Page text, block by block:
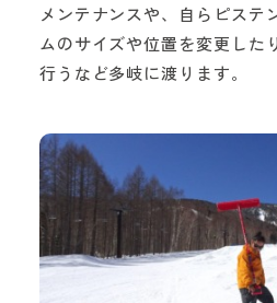
メンテナンスや、自らピステ
ムのサイズや位置を変更した
行うなど多岐に渡ります。